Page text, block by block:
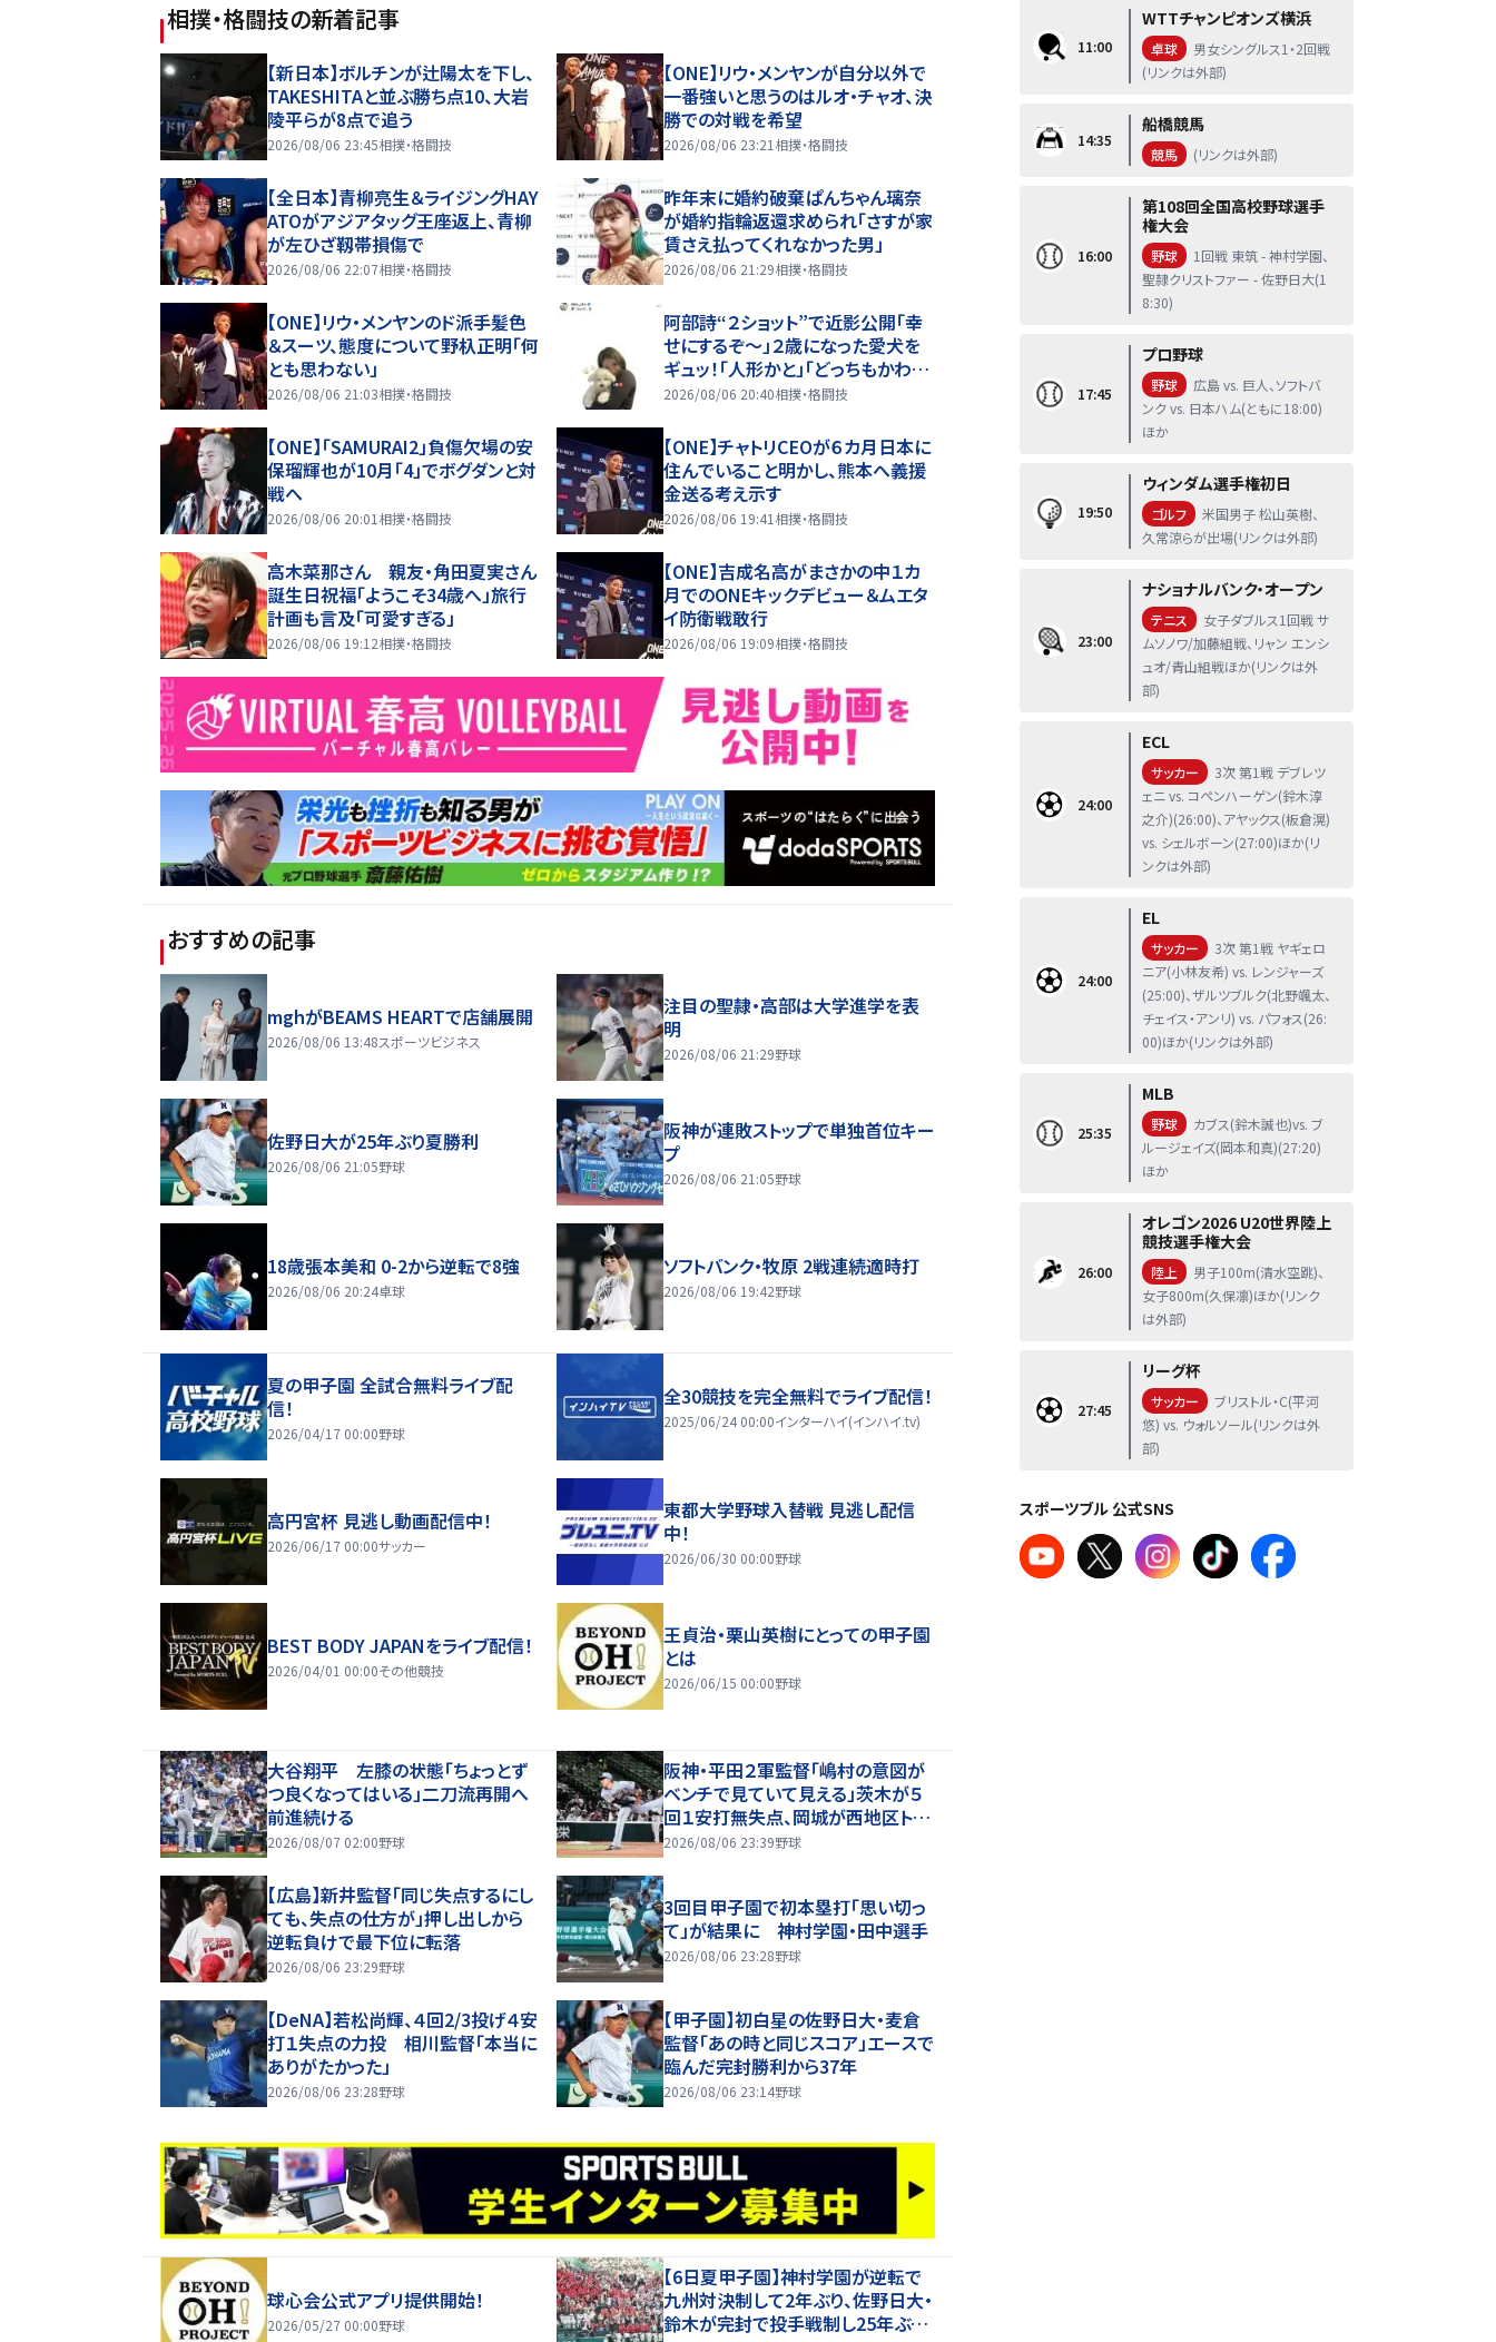
相撲・格闘技の新着記事
【新日本】ボルチンが辻陽太を下し、
TAKESHITAと並ぶ勝ち点10、大岩
陵平らが8点で追う
2026/08/06 23:45相撲・格闘技
【ONE】リウ・メンヤンが自分以外で
一番強いと思うのはルオ・チャオ、決
勝での対戦を希望
2026/08/06 23:21 相撲・格闘技
【全日本】青柳亮生＆ライジングHAY
ATOがアジアタッグ王座返上、青柳
が左ひざ靱帯損傷で
2026/08/06 22:07相撲・格闘技
昨年末に婚約破棄ぱんちゃん璃奈
が婚約指輪返還求められ「さすが家
賃さえ払ってくれなかった男」
2026/08/06 21:29相撲・格闘技
【ONE】リウ・メンヤンのド派手髪色
＆スーツ、態度について野杁正明「何
とも思わない」
2026/08/06 21:03相撲・格闘技
阿部詩“２ショット”で近影公開「幸
せにするぞ〜」２歳になった愛犬を
ギュッ！「人形かと」「どっちもかわい
すぎる」
2026/08/06 20:40相撲・格闘技
【ONE】「SAMURAI2」負傷欠場の安
保瑠輝也が10月「4」でボグダンと対
戦へ
2026/08/06 20:01 相撲・格闘技
【ONE】チャトリCEOが６カ月日本に
住んでいること明かし、熊本へ義援
金送る考え示す
2026/08/06 19:41 相撲・格闘技
高木菜那さん 親友・角田夏実さん
誕生日祝福「ようこそ34歳へ」旅行
計画も言及「可愛すぎる」
2026/08/06 19:12相撲・格闘技
【ONE】吉成名高がまさかの中１カ
月でのONEキックデビュー＆ムエタ
イ防衛戦敢行
2026/08/06 19:09相撲・格闘技
おすすめの記事
mghがBEAMS HEARTで店舗展開
2026/08/06 13:48スポーツビジネス
注目の聖隷・高部は大学進学を表
明
2026/08/06 21:29野球
佐野日大が25年ぶり夏勝利
2026/08/06 21:05野球
阪神が連敗ストップで単独首位キー
プ
2026/08/06 21:05野球
18歳張本美和 0-2から逆転で8強
2026/08/06 20:24卓球
ソフトバンク・牧原 2戦連続適時打
2026/08/06 19:42野球
夏の甲子園 全試合無料ライブ配
信！
2026/04/17 00:00野球
全30競技を完全無料でライブ配信！
2025/06/24 00:00インターハイ(インハイ.tv)
高円宮杯 見逃し動画配信中！
2026/06/17 00:00サッカー
東都大学野球入替戦 見逃し配信
中！
2026/06/30 00:00野球
BEST BODY JAPANをライブ配信！
2026/04/01 00:00その他競技
王貞治・栗山英樹にとっての甲子園
とは
2026/06/15 00:00野球
大谷翔平 左膝の状態「ちょっとず
つ良くなってはいる」二刀流再開へ
前進続ける
2026/08/07 02:00野球
阪神・平田２軍監督「嶋村の意図が
ベンチで見ていて見える」茨木が５
回１安打無失点、岡城が西地区トッ
プタイ１７盗塁
2026/08/06 23:39野球
【広島】新井監督「同じ失点するにし
ても、失点の仕方が」押し出しから
逆転負けで最下位に転落
2026/08/06 23:29野球
3回目甲子園で初本塁打「思い切っ
て」が結果に 神村学園・田中選手
2026/08/06 23:28野球
【DeNA】若松尚輝、４回2/3投げ４安
打１失点の力投 相川監督「本当に
ありがたかった」
2026/08/06 23:28野球
【甲子園】初白星の佐野日大・麦倉
監督「あの時と同じスコア」エースで
臨んだ完封勝利から37年
2026/08/06 23:14野球
球心会公式アプリ提供開始！
2026/05/27 00:00野球
【6日夏甲子園】神村学園が逆転で
九州対決制して2年ぶり、佐野日大・
鈴木が完封で投手戦制し25年ぶり
11:00
WTTチャンピオンズ横浜
卓球
男女シングルス1・2回戦
(リンクは外部)
14:35
船橋競馬
競馬 (リンクは外部)
16:00
第108回全国高校野球選手
権大会
野球
1回戦 東筑 - 神村学園、
聖隷クリストファー - 佐野日大(1
8:30)
17:45
プロ野球
野球
広島 vs. 巨人、ソフトバ
ンク vs. 日本ハム(ともに18:00)
ほか
19:50
ウィンダム選手権初日
ゴルフ
米国男子 松山英樹、
久常涼らが出場(リンクは外部)
23:00
ナショナルバンク・オープン
テニス
女子ダブルス1回戦 サ
ムソノワ/加藤組戦、リャン エンシ
ュオ/青山組戦ほか(リンクは外
部)
24:00
ECL
サッカー
3次 第1戦 デブレツ
ェニ vs. コペンハーゲン(鈴木淳
之介)(26:00)、アヤックス(板倉滉)
vs. シェルボーン(27:00)ほか(リ
ンクは外部)
24:00
EL
サッカー
3次 第1戦 ヤギェロ
ニア(小林友希) vs. レンジャーズ
(25:00)、ザルツブルク(北野颯太、
チェイス・アンリ) vs. パフォス(26:
00)ほか(リンクは外部)
25:35
MLB
野球
カブス(鈴木誠也)vs. ブ
ルージェイズ(岡本和真)(27:20)
ほか
26:00
オレゴン2026 U20世界陸上
競技選手権大会
陸上
男子100m(清水空跳)、
女子800m(久保凛)ほか(リンク
は外部)
27:45
リーグ杯
サッカー
ブリストル・C(平河
悠) vs. ウォルソール(リンクは外
部)
スポーツブル 公式SNS